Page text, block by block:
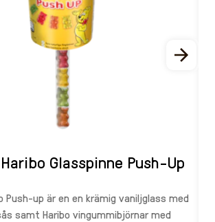
Glasspinne Push-Up
Push-up är en en krämig vaniljglass med
samt Haribo vingummibjörnar med